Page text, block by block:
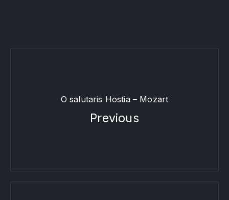
O salutaris Hostia – Mozart
Previous